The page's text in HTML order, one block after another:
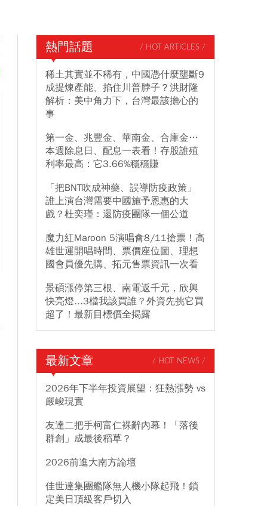
熱門話題 / HOT ARTICLES /
稀土其實並不稀有，中國憑什麼壟斷9
成提煉產能、掐住川普脖子？洪財隆
解析：美中角力下，台灣最該擔心的
事
第一金、兆豐金、華南金、合庫金…
本週除息日、配息一表看！存股誰殖
利率最高：它3.66%穩穩賺
「把BNT吹成神藥、誤導防疫政策」
誰上演台灣需要中國施予恩惠的大
戲？杜奕瑾：還防疫團隊一個公道
魔力紅Maroon 5演唱會8/11搶票！高
雄世運開唱時間、票價座位圖、理想
國會員優先購、拓元售票資訊一次看
景碩漲停第三根、南電返千元，欣興
快亮燈...3檔我該買誰？外資先挑它買
超了！最新目標價全揭露
最新文章 / HOT NEWS /
2026年下半年投資展望：狂熱漲勢 vs
嚴峻現實
友達二把手柯富仁裸辭內幕！「落後
群創」成最後稻草？
2026前進大南方論壇
佳世達集團艦隊無人機小隊起飛！鎖
定美日頂級客戶切入